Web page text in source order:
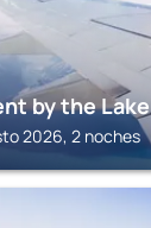
by the Lake
2026, 2 noches